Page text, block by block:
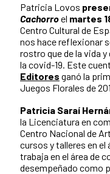
Patricia Lovos
Cachorroel martes
Centro Cultural de
nos hace reflexionar
rostro que de la vida
la covid-19. Este
Editores ganó la
Juegos Florales de
Patricia Saraí
la Licenciatura en
Centro Nacional de
cursos y talleres en
trabaja en el área de
desempeñado como